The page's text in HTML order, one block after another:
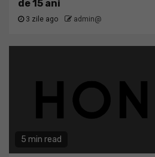
de 15 ani
3 zile ago admin@
5 min read